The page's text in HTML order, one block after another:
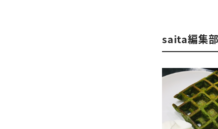
saita編集